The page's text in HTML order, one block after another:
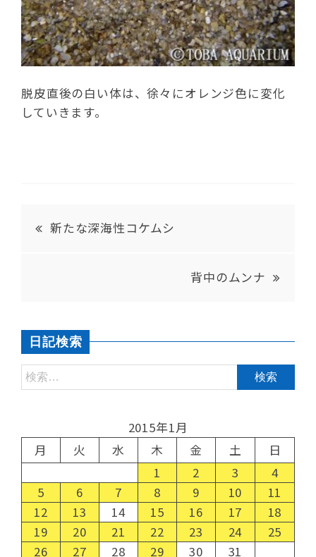
脱皮直後の白い体は、徐々にオレンジ色に変化
していきます。
新たな深海性コケムシ
背中のムンナ
日記検索
2015年1月
月
火 水 木 金 土
日
1
2 3
4
5
6 7 8 9 10
11
12
13 14 15 16 17
18
19
20 21 22 23 24
25
26
27 28 29 30 31